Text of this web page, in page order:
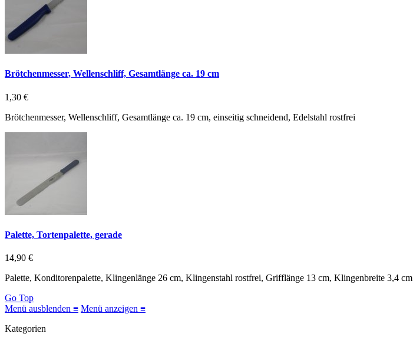
Brötchenmesser, Wellenschliff, Gesamtlänge ca. 19 cm
1,30 €
Brötchenmesser, Wellenschliff, Gesamtlänge ca. 19 cm, einseitig schneidend, Edelstahl rostfrei
Palette, Tortenpalette, gerade
14,90 €
Palette, Konditorenpalette, Klingenlänge 26 cm, Klingenstahl rostfrei, Grifflänge 13 cm, Klingenbreite 3,4 cm
Go Top
Menü ausblenden ≡ Menü anzeigen ≡
Kategorien